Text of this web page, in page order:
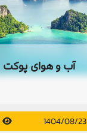
آب و هوای پوکت
1404/08/23